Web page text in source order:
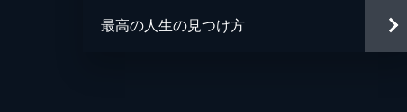
最高の人生の見つけ方